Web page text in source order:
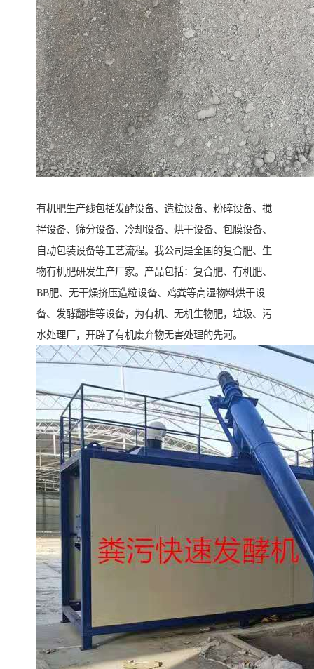
有机肥生产线包括发酵设备、造粒设备、粉碎设备、搅
拌设备、筛分设备、冷却设备、烘干设备、包膜设备、
自动包装设备等工艺流程。我公司是全国的复合肥、生
物有机肥研发生产厂家。产品包括：复合肥、有机肥、
BB肥、无干燥挤压造粒设备、鸡粪等高湿物料烘干设
备、发酵翻堆等设备，为有机、无机生物肥，垃圾、污
水处理厂，开辟了有机废弃物无害处理的先河。